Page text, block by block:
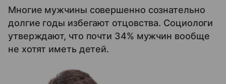
Многие мужчины совершенно сознательно
долгие годы избегают отцовства. Социологи
утверждают, что почти 34% мужчин вообще
не хотят иметь детей.